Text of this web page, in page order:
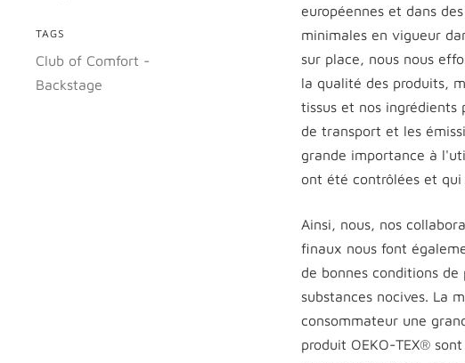
TAGS
Club of Comfort -
Backstage
européennes et dans
minimales en vigueur
sur place, nous nous
la qualité des produits,
tissus et nos ingrédients
de transport et les
grande importance à
ont été contrôlées et qui
Ainsi, nous, nos
finaux nous font
de bonnes conditions
substances nocives. La
consommateur une
produit OEKO-TEX®